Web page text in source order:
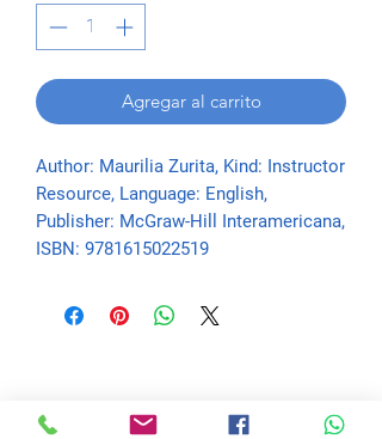
Agregar al carrito
Author: Maurilia Zurita, Kind: Instructor
Resource, Language: English,
Publisher: McGraw-Hill Interamericana,
ISBN: 9781615022519